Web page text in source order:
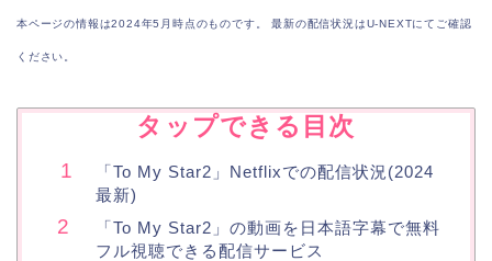
本ページの情報は2024年5月時点のものです。 最新の配信状況はU-NEXTにてご確認
ください。
タップできる目次
「To My Star2」Netflixでの配信状況(2024
最新)
「To My Star2」の動画を日本語字幕で無料
フル視聴できる配信サービス